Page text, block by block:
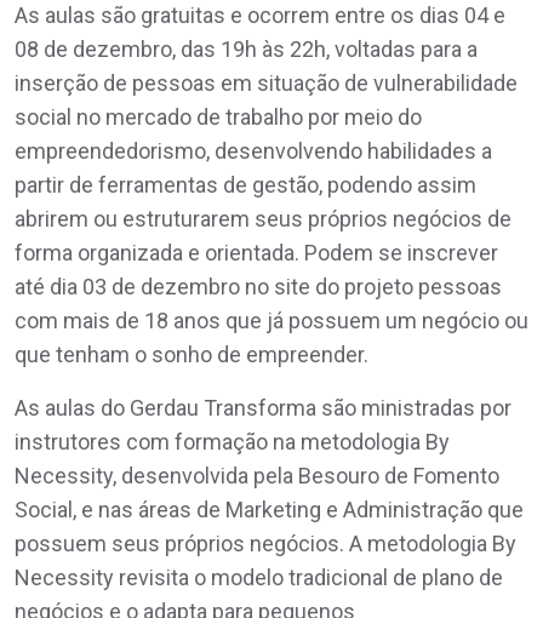
As aulas são gratuitas e ocorrem entre os dias 04 e
08 de dezembro, das 19h às 22h, voltadas para a
inserção de pessoas em situação de vulnerabilidade
social no mercado de trabalho por meio do
empreendedorismo, desenvolvendo habilidades a
partir de ferramentas de gestão, podendo assim
abrirem ou estruturarem seus próprios negócios de
forma organizada e orientada. Podem se inscrever
até dia 03 de dezembro no site do projeto pessoas
com mais de 18 anos que já possuem um negócio ou
que tenham o sonho de empreender.
As aulas do Gerdau Transforma são ministradas por
instrutores com formação na metodologia By
Necessity, desenvolvida pela Besouro de Fomento
Social, e nas áreas de Marketing e Administração que
possuem seus próprios negócios. A metodologia By
Necessity revisita o modelo tradicional de plano de
negócios e o adapta para pequenos